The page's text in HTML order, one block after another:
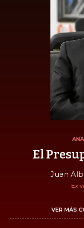
El
Juan
Ex
VER MÁS